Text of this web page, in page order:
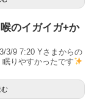
のイガイガ+か
3/9 7:20 Yさまからの
りやすかったです